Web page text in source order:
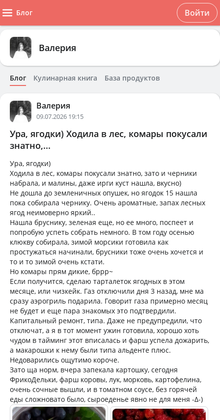
Блог Войти
Валерия
Блог Кулинарная книга База продуктов
Валерия
09.07.2026 19:15
Ура, ягодки) Ходила в лес, комары покусали
знатно,...
Ура, ягодки)
Ходила в лес, комары покусали знатно, зато и черники
набрала, и малины, даже ирги куст нашла, вкусно)
Не дошла до земленичных опушек, но ягодок 15 нашла
пока собирала чернику. Очень ароматные, запах лесных
ягод неимоверно яркий..
Нашла бруснику, зеленая еще, но ее много, поспеет и
попробую успеть собрать немного. В том году осенью
клюкву собирала, зимой морсики готовила как
простужаться начинали, брусники тоже очень хочется и
то и то зимой очень кстати.
Но комары прям дикие, бррр~
Если получится, сделаю тарталеток ягодных в этом
месяце, или чизкейк. Газ отключили дня 3 назад, мне ма
сразу аэрогриль подарила. Говорит газа примерно месяц
не будет и еще пара знакомых это подтвердили.
Капитальный ремонт, типа. Даже не предупредили, что
отключат, а я в тот момент ужин готовила, хорошо хоть
чудом в тайминг этот вписалась и фарш успела дожарить,
а макарошки к нему были типа альденте плюс.
Недоварились ощутимо короче.
Зато ща норм, вчера запекала картошку, сегодня
ФрикоДельки, фарш коровы, лук, морковь, картофелина,
очень сочные вышли, и в томатном соусе, без горячей
еды сложновато было, сыроеденье явно не для меня -∆-)